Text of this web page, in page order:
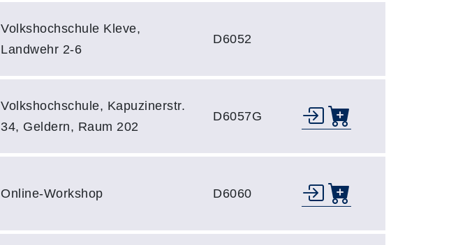
Volkshochschule Kleve,
Landwehr 2-6
D6052
Volkshochschule, Kapuzinerstr.
34, Geldern, Raum 202
D6057G
Online-Workshop D6060